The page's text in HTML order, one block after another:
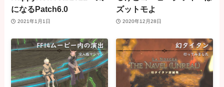
になるPatch6.0
2021年1月1日
ズットモよ
2020年12月28日